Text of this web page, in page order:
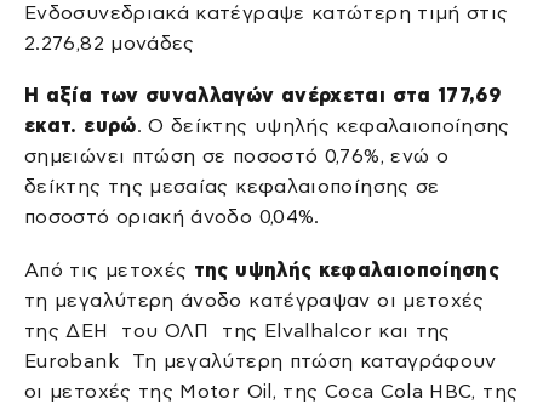
Ενδοσυνεδριακά κατέγραψε κατώτερη τιμή στις
2.276,82 μονάδες
Η αξία των συναλλαγών ανέρχεται στα 177,69
εκατ. ευρώ. Ο δείκτης υψηλής κεφαλαιοποίησης
σημειώνει πτώση σε ποσοστό 0,76%, ενώ ο
δείκτης της μεσαίας κεφαλαιοποίησης σε
ποσοστό οριακή άνοδο 0,04%.
Από τις μετοχές της υψηλής κεφαλαιοποίησης
τη μεγαλύτερη άνοδο κατέγραψαν οι μετοχές
της ΔΕΗ του ΟΛΠ της Elvalhalcor και της
Eurobank Τη μεγαλύτερη πτώση καταγράφουν
οι μετοχές της Motor Oil, της Coca Cola HBC, της